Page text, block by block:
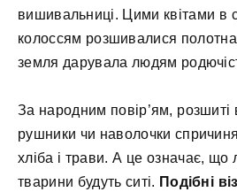
вишивальниці. Цими квітами в
колоссям розшивалися
земля дарувала людям
За народним повір’ям, розшиті
рушники чи наволочки
хліба і трави. А це означає, що
тварини будуть ситі. Подібні